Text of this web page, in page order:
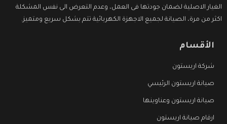
الغيار الاصلية لضمان جودتها فى العمل، وعدم التعرض الى نفس المشكلة
اكثر من مرة، الصيانة لجميع الاجهزة الكهربائية تتم بشكل سريع ومتميز.
الأقسام
شركة اريستون
صيانة اريستون الرئيسي
صيانة اريستون وعناوينها
ارقام صيانة اريستون